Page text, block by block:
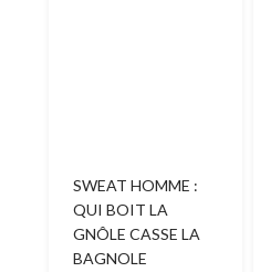
SWEAT HOMME :
QUI BOIT LA
GNÔLE CASSE LA
BAGNOLE